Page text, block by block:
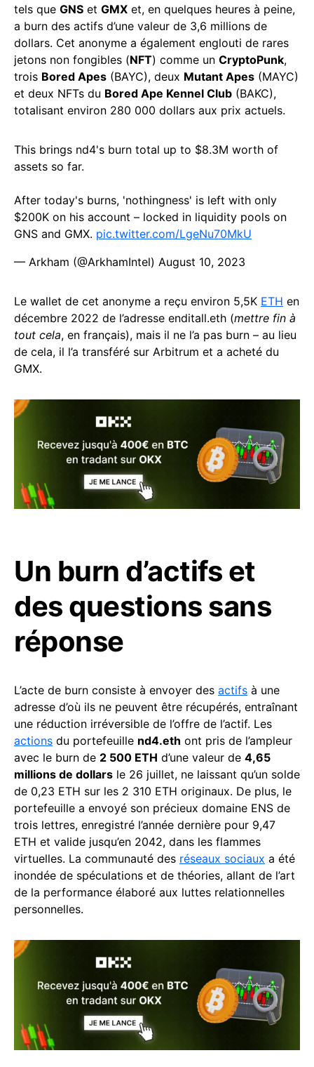
tels que GNS et GMX et, en quelques heures à peine,
a burn des actifs d’une valeur de 3,6 millions de
dollars. Cet anonyme a également englouti de rares
jetons non fongibles (NFT) comme un CryptoPunk,
trois Bored Apes (BAYC), deux Mutant Apes (MAYC)
et deux NFTs du Bored Ape Kennel Club (BAKC),
totalisant environ 280 000 dollars aux prix actuels.
This brings nd4's burn total up to $8.3M worth of
assets so far.
After today's burns, 'nothingness' is left with only
$200K on his account – locked in liquidity pools on
GNS and GMX. pic.twitter.com/LgeNu70MkU
— Arkham (@ArkhamIntel) August 10, 2023
Le wallet de cet anonyme a reçu environ 5,5K ETH en
décembre 2022 de l’adresse enditall.eth (mettre fin à
tout cela, en français), mais il ne l’a pas burn – au lieu
de cela, il l’a transféré sur Arbitrum et a acheté du
GMX.
Un burn d’actifs et
des questions sans
réponse
L’acte de burn consiste à envoyer des actifs à une
adresse d’où ils ne peuvent être récupérés, entraînant
une réduction irréversible de l’offre de l’actif. Les
actions du portefeuille nd4.eth ont pris de l’ampleur
avec le burn de 2 500 ETH d’une valeur de 4,65
millions de dollars le 26 juillet, ne laissant qu’un solde
de 0,23 ETH sur les 2 310 ETH originaux. De plus, le
portefeuille a envoyé son précieux domaine ENS de
trois lettres, enregistré l’année dernière pour 9,47
ETH et valide jusqu’en 2042, dans les flammes
virtuelles. La communauté des réseaux sociaux a été
inondée de spéculations et de théories, allant de l’art
de la performance élaboré aux luttes relationnelles
personnelles.